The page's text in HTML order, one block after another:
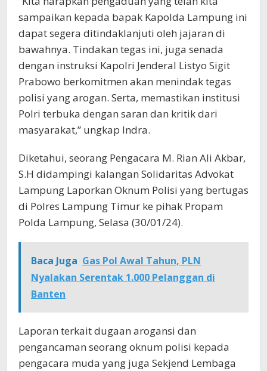
sampaikan kepada bapak Kapolda Lampung ini
dapat segera ditindaklanjuti oleh jajaran di
bawahnya. Tindakan tegas ini, juga senada
dengan instruksi Kapolri Jenderal Listyo Sigit
Prabowo berkomitmen akan menindak tegas
polisi yang arogan. Serta, memastikan institusi
Polri terbuka dengan saran dan kritik dari
masyarakat,” ungkap Indra.
Diketahui, seorang Pengacara M. Rian Ali Akbar,
S.H didampingi kalangan Solidaritas Advokat
Lampung Laporkan Oknum Polisi yang bertugas
di Polres Lampung Timur ke pihak Propam
Polda Lampung, Selasa (30/01/24).
Baca Juga Gas Pol Awal Tahun, PLN
Nyalakan Serentak 1.000 Pelanggan di
Banten
Laporan terkait dugaan arogansi dan
pengancaman seorang oknum polisi kepada
pengacara muda yang juga Sekjend Lembaga